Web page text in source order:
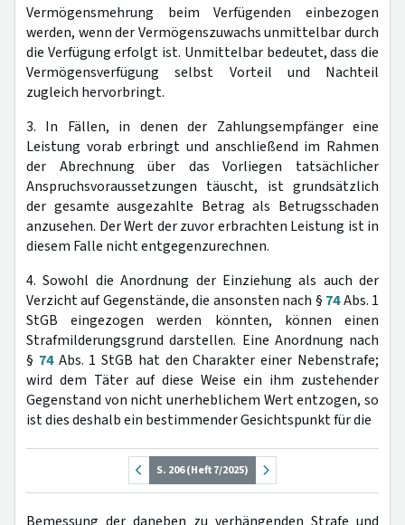
Vermögensmehrung beim Verfügenden einbezogen
werden, wenn der Vermögenszuwachs unmittelbar durch
die Verfügung erfolgt ist. Unmittelbar bedeutet, dass die
Vermögensverfügung selbst Vorteil und Nachteil
zugleich hervorbringt.
3. In Fällen, in denen der Zahlungsempfänger eine
Leistung vorab erbringt und anschließend im Rahmen
der Abrechnung über das Vorliegen tatsächlicher
Anspruchsvoraussetzungen täuscht, ist grundsätzlich
der gesamte ausgezahlte Betrag als Betrugsschaden
anzusehen. Der Wert der zuvor erbrachten Leistung ist in
diesem Falle nicht entgegenzurechnen.
4. Sowohl die Anordnung der Einziehung als auch der
Verzicht auf Gegenstände, die ansonsten nach § 74Abs. 1
StGB eingezogen werden könnten, können einen
Strafmilderungsgrund darstellen. Eine Anordnung nach
§ 74Abs. 1 StGB hat den Charakter einer Nebenstrafe;
wird dem Täter auf diese Weise ein ihm zustehender
Gegenstand von nicht unerheblichem Wert entzogen, so
ist dies deshalb ein bestimmender Gesichtspunkt für die
S. 206 (Heft 7/2025)